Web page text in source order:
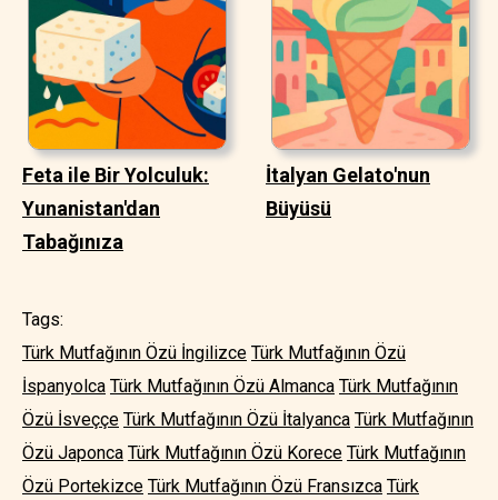
Feta ile Bir Yolculuk:
Yunanistan'dan
Tabağınıza
İtalyan Gelato'nun
Büyüsü
Tags:
Türk Mutfağının Özü İngilizce Türk Mutfağının Özü
İspanyolca Türk Mutfağının Özü Almanca Türk Mutfağının
Özü İsveççe Türk Mutfağının Özü İtalyanca Türk Mutfağının
Özü Japonca Türk Mutfağının Özü Korece Türk Mutfağının
Özü Portekizce Türk Mutfağının Özü Fransızca Türk